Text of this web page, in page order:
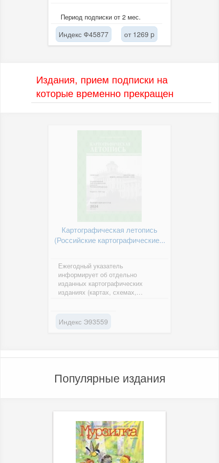
Период подписки от 2 мес.
Индекс Ф45877 от 1269 p
Издания, прием подписки на
которые временно прекращен
Картографическая летопись
(Российские картографические...
Ежегодный указатель
информирует об отдельно
изданных картографических
изданиях (картах, схемах,
Индекс Э93559
Популярные издания